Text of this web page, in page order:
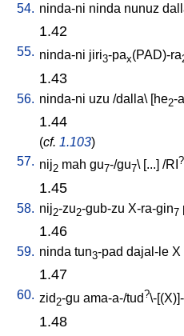
54. ninda-ni ninda nunuz
1.42
55. ninda-ni jiri3-pax(PAD)-ra
1.43
56. ninda-ni uzu /dalla\ [he2-a
1.44
(cf. 1.103)
57. nij2 mah gu7-/gu7\ [...] /RI ?
1.45
58. nij2-zu2-gub-zu X-ra-gin7
1.46
59. ninda tun3-pad dajal-le X
1.47
60. zid2-gu ama-a-/tud?\-
1.48